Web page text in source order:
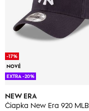
NEW ERA
-17%
NOVÉ
EXTRA -20%